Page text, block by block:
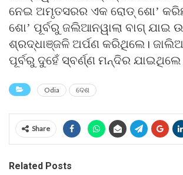
ନେଇ ଅମୃତସରର ଏକ ରୋଡ୍ ଶୋ’
ଶୋ’ ପୂର୍ବରୁ ଜଲିଆନୱାଲା ବାଗ୍ ଯାଇ
ଶ୍ରଦ୍ଧାଞ୍ଜଳି ଅର୍ପଣ କରିଥିଲେ।
ପୂର୍ବରୁ ଦୁହେଁ ସ୍ବର୍ଣ୍ଣ ମନ୍ଦିର
Odia ଦେଶ
Share
Related Posts